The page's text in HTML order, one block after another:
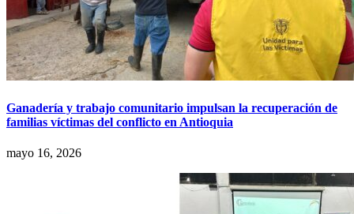
Ganadería y trabajo comunitario impulsan la recuperación de
familias víctimas del conflicto en Antioquia
mayo 16, 2026